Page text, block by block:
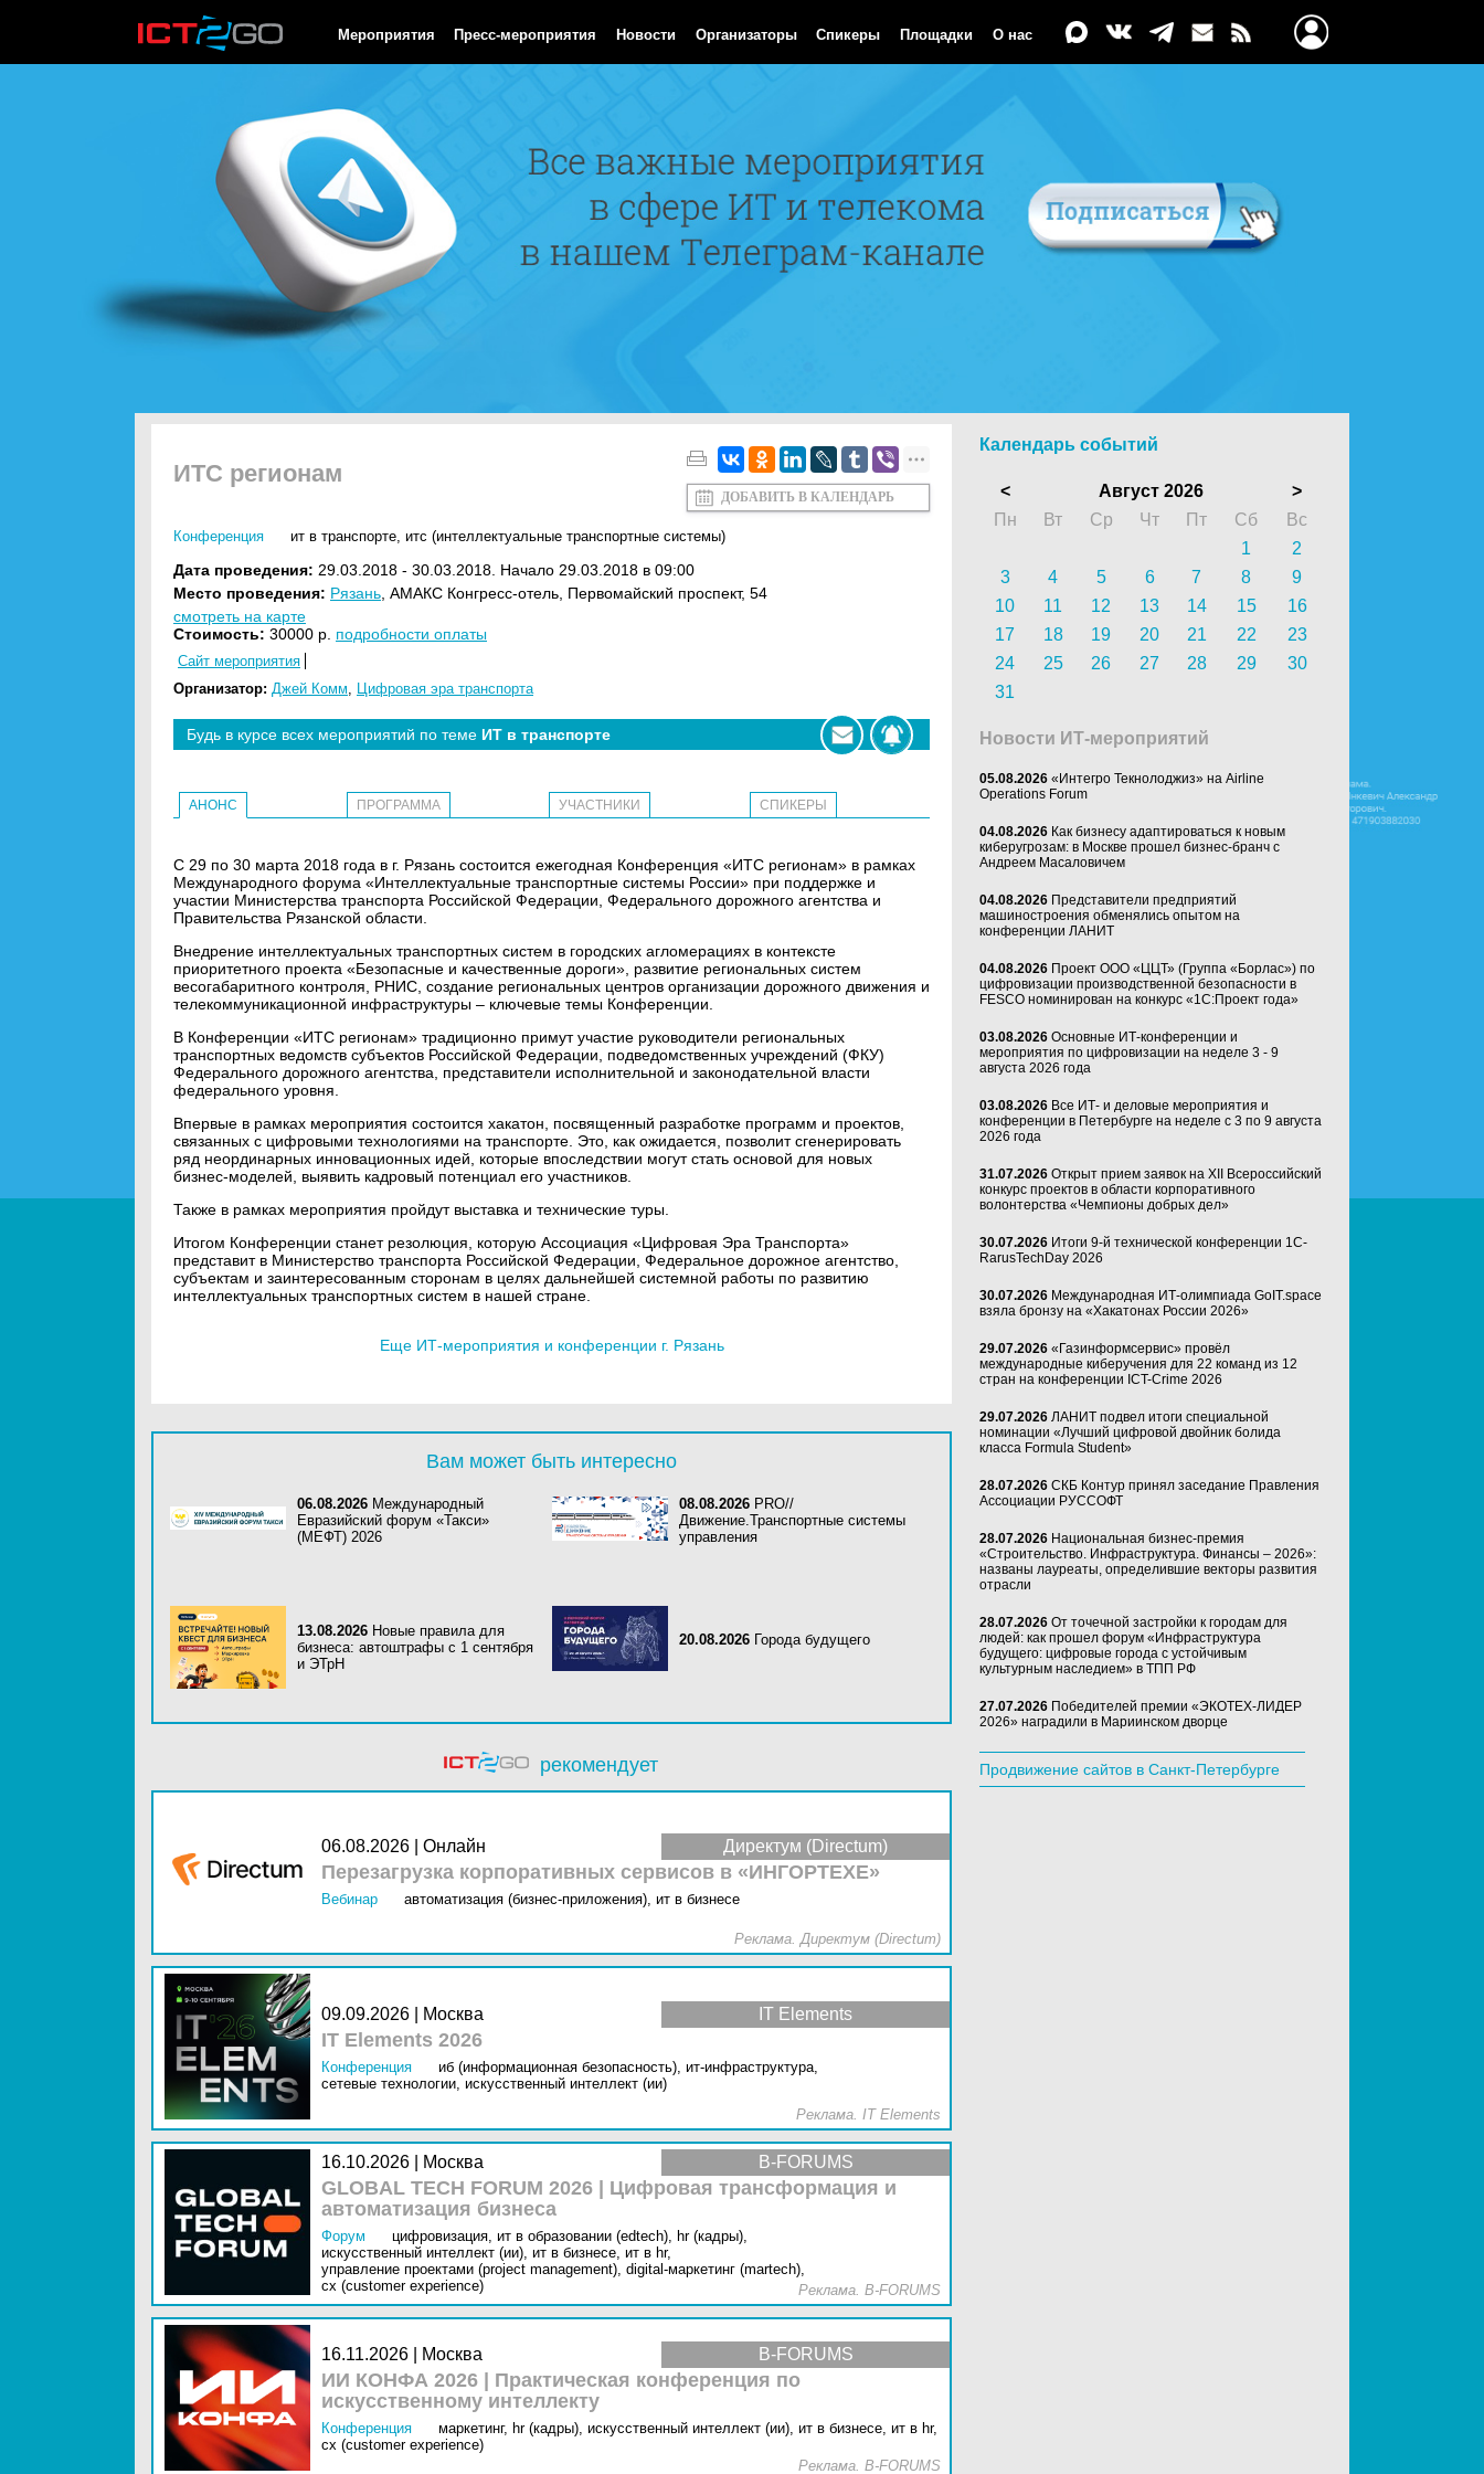
Мероприятия Пресс-мероприятия Новости Организаторы Спикеры Площадки О нас
ИТС регионам
ДОБАВИТЬ В КАЛЕНДАРЬ
Конференция ит в транспорте, итс (интеллектуальные транспортные системы)
Дата проведения: 29.03.2018 - 30.03.2018. Начало 29.03.2018 в 09:00
Место проведения: Рязань , АМАКС Конгресс-отель, Первомайский проспект, 54
смотреть на карте
Стоимость: 30000 р. подробности оплаты
Сайт мероприятия
Организатор: Джей Комм, Цифровая эра транспорта
Будь в курсе всех мероприятий по теме ИТ в транспорте
АНОНС ПРОГРАММА УЧАСТНИКИ СПИКЕРЫ
С 29 по 30 марта 2018 года в г. Рязань состоится ежегодная Конференция «ИТС регионам» в рамках
Международного форума «Интеллектуальные транспортные системы России» при поддержке и
участии Министерства транспорта Российской Федерации, Федерального дорожного агентства и
Правительства Рязанской области.
Внедрение интеллектуальных транспортных систем в городских агломерациях в контексте
приоритетного проекта «Безопасные и качественные дороги», развитие региональных систем
весогабаритного контроля, РНИС, создание региональных центров организации дорожного движения и
телекоммуникационной инфраструктуры – ключевые темы Конференции.
В Конференции «ИТС регионам» традиционно примут участие руководители региональных
транспортных ведомств субъектов Российской Федерации, подведомственных учреждений (ФКУ)
Федерального дорожного агентства, представители исполнительной и законодательной власти
федерального уровня.
Впервые в рамках мероприятия состоится хакатон, посвященный разработке программ и проектов,
связанных с цифровыми технологиями на транспорте. Это, как ожидается, позволит сгенерировать
ряд неординарных инновационных идей, которые впоследствии могут стать основой для новых
бизнес-моделей, выявить кадровый потенциал его участников.
Также в рамках мероприятия пройдут выставка и технические туры.
Итогом Конференции станет резолюция, которую Ассоциация «Цифровая Эра Транспорта»
представит в Министерство транспорта Российской Федерации, Федеральное дорожное агентство,
субъектам и заинтересованным сторонам в целях дальнейшей системной работы по развитию
интеллектуальных транспортных систем в нашей стране.
Еще ИТ-мероприятия и конференции г. Рязань
Вам может быть интересно
06.08.2026 Международный
Евразийский форум «Такси»
(МЕФТ) 2026
08.08.2026 PRO//
Движение.Транспортные системы
управления
13.08.2026 Новые правила для
бизнеса: автоштрафы с 1 сентября
и ЭТрН
20.08.2026 Города будущего
рекомендует
Директум (Directum)
06.08.2026 | Онлайн
Перезагрузка корпоративных сервисов в «ИНГОРТЕХЕ»
Вебинар автоматизация (бизнес-приложения), ит в бизнесе
Реклама. Директум (Directum)
IT Elements
09.09.2026 | Москва
IT Elements 2026
Конференция иб (информационная безопасность), ит-инфраструктура,
сетевые технологии, искусственный интеллект (ии)
Реклама. IT Elements
B-FORUMS
16.10.2026 | Москва
GLOBAL TECH FORUM 2026 | Цифровая трансформация и
автоматизация бизнеса
Форум цифровизация, ит в образовании (edtech), hr (кадры),
искусственный интеллект (ии), ит в бизнесе, ит в hr,
управление проектами (project management), digital-маркетинг (martech),
cx (customer experience)
Реклама. B-FORUMS
B-FORUMS
16.11.2026 | Москва
ИИ КОНФА 2026 | Практическая конференция по
искусственному интеллекту
Конференция маркетинг, hr (кадры), искусственный интеллект (ии), ит в бизнесе, ит в hr,
cx (customer experience)
Реклама. B-FORUMS
Календарь событий
< Август 2026
>
Пн
Вт Ср Чт Пт Сб
Вс
1
2
3
4 5 6 7 8
9
10
11 12 13 14 15
16
17
18 19 20 21 22
23
24
25 26 27 28 29
30
31
Новости ИТ-мероприятий
05.08.2026 «Интегро Текнолоджиз» на Airline
Operations Forum
04.08.2026 Как бизнесу адаптироваться к новым
киберугрозам: в Москве прошел бизнес-бранч с
Андреем Масаловичем
04.08.2026 Представители предприятий
машиностроения обменялись опытом на
конференции ЛАНИТ
04.08.2026 Проект ООО «ЦЦТ» (Группа «Борлас») по
цифровизации производственной безопасности в
FESCO номинирован на конкурс «1С:Проект года»
03.08.2026 Основные ИТ-конференции и
мероприятия по цифровизации на неделе 3 - 9
августа 2026 года
03.08.2026 Все ИТ- и деловые мероприятия и
конференции в Петербурге на неделе с 3 по 9 августа
2026 года
31.07.2026 Открыт прием заявок на XII Всероссийский
конкурс проектов в области корпоративного
волонтерства «Чемпионы добрых дел»
30.07.2026 Итоги 9-й технической конференции 1C-
RarusTechDay 2026
30.07.2026 Международная ИТ-олимпиада GoIT.space
взяла бронзу на «Хакатонах России 2026»
29.07.2026 «Газинформсервис» провёл
международные киберучения для 22 команд из 12
стран на конференции ICT-Crime 2026
29.07.2026 ЛАНИТ подвел итоги специальной
номинации «Лучший цифровой двойник болида
класса Formula Student»
28.07.2026 СКБ Контур принял заседание Правления
Ассоциации РУССОФТ
28.07.2026 Национальная бизнес-премия
«Строительство. Инфраструктура. Финансы – 2026»:
названы лауреаты, определившие векторы развития
отрасли
28.07.2026 От точечной застройки к городам для
людей: как прошел форум «Инфраструктура
будущего: цифровые города с устойчивым
культурным наследием» в ТПП РФ
27.07.2026 Победителей премии «ЭКОТЕХ-ЛИДЕР
2026» наградили в Мариинском дворце
Продвижение сайтов в Санкт-Петербурге